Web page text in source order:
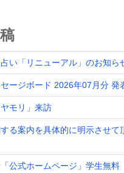
い「リニューアル」のお知ら
ージボード 2026年07月分 発
モリ」来訪
る案内を具体的に明示させて
公式ホームページ」学生無料